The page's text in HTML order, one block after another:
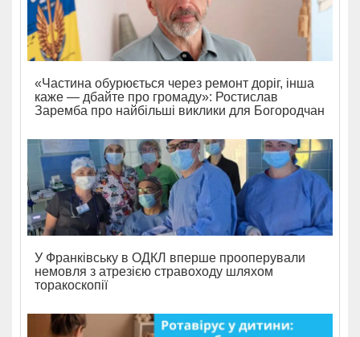
«Частина обурюється через ремонт доріг, інша
каже — дбайте про громаду»: Ростислав
Заремба про найбільші виклики для Богородчан
У Франківську в ОДКЛ вперше прооперували
немовля з атрезією стравоходу шляхом
торакоскопії